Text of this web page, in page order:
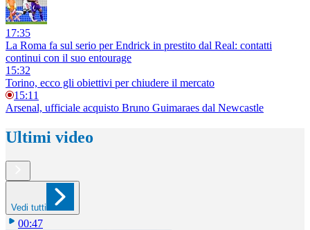
17:35
La Roma fa sul serio per Endrick in prestito dal Real: contatti
continui con il suo entourage
15:32
Torino, ecco gli obiettivi per chiudere il mercato
15:11
Arsenal, ufficiale acquisto Bruno Guimaraes dal Newcastle
Ultimi video
Vedi tutti
00:47